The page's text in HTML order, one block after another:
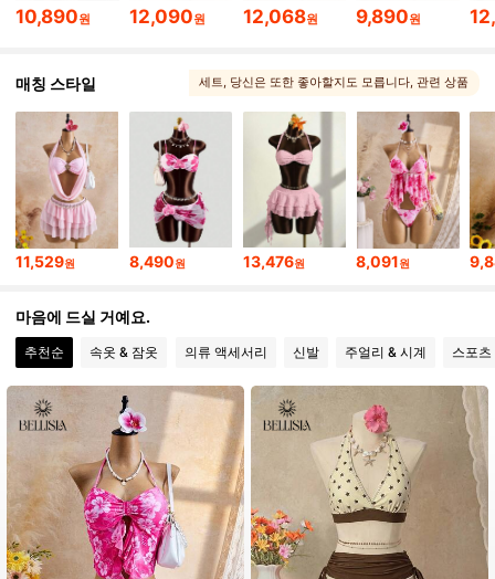
116K 팔로워
116K 팔로워
4.78 116K 팔로워
4.78 116K 팔로워
10,890원 12,090원 12,068원 9,890원
매칭 스타일 세트, 당신은 또한 좋아할지도 모릅니다, 관련 상품
11,529원 8,490원 13,476원 8,091원
마음에 드실 거예요.
추천순 속옷 & 잠옷 의류 액세서리 신발 주얼리 & 시계 스포